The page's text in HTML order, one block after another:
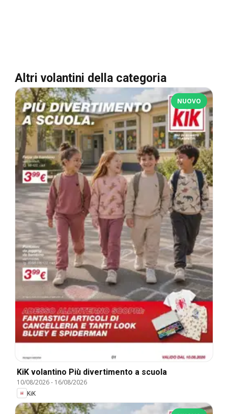
Altri volantini della categoria
NUOVO
KiK volantino Più divertimento a scuola
10/08/2026- 16/08/2026
KiK